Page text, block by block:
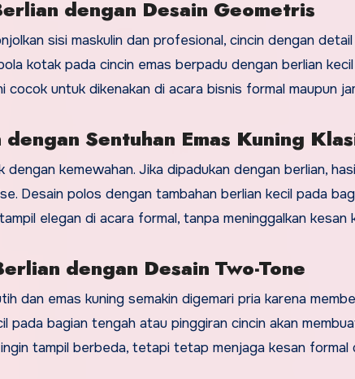
dengan Desain Geometris
sisi maskulin dan profesional, cincin dengan
kotak pada cincin emas berpadu dengan berlian
cocok untuk dikenakan di acara bisnis formal maupun
Sentuhan Emas Kuning
dengan kemewahan. Jika dipadukan dengan berlian,
Desain polos dengan tambahan berlian kecil pada
elegan di acara formal, tanpa meninggalkan kesan
dengan Desain Two-Tone
dan emas kuning semakin digemari pria karena
pada bagian tengah atau pinggiran cincin akan
tampil berbeda, tetapi tetap menjaga kesan formal